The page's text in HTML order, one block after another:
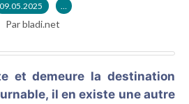
09.05.2025 …
Par bladi.net
et demeure la destination
il en existe une autre